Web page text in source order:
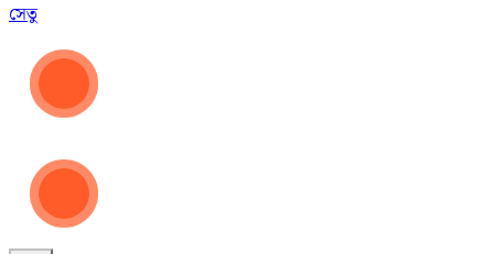
সেতু